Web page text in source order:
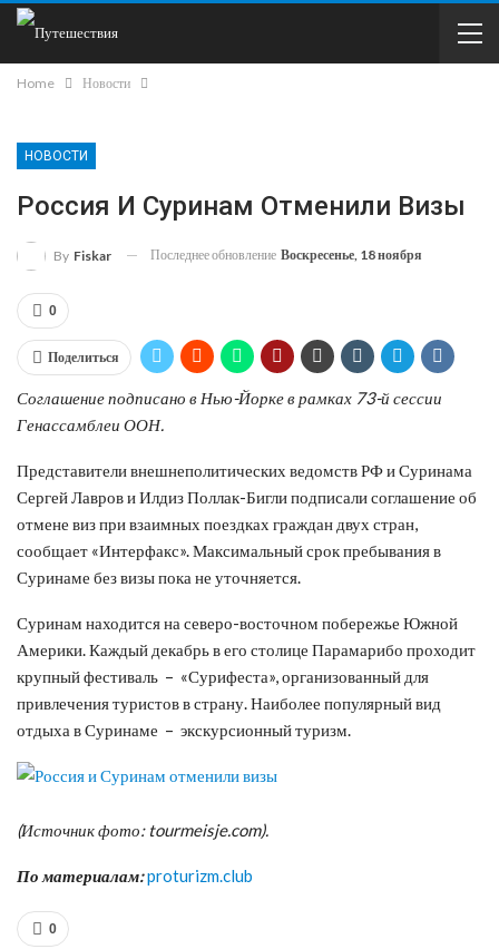
Home Новости
НОВОСТИ
Россия И Суринам Отменили Визы
By Fiskar Последнее обновление Воскресенье, 18 ноября
0
Поделиться
Соглашение подписано в Нью-Йорке в рамках 73-й сессии
Генассамблеи ООН.
Представители внешнеполитических ведомств РФ и Суринама
Сергей Лавров и Илдиз Поллак-Бигли подписали соглашение об
отмене виз при взаимных поездках граждан двух стран,
сообщает «Интерфакс». Максимальный срок пребывания в
Суринаме без визы пока не уточняется.
Суринам находится на северо-восточном побережье Южной
Америки. Каждый декабрь в его столице Парамарибо проходит
крупный фестиваль – «Сурифеста», организованный для
привлечения туристов в страну. Наиболее популярный вид
отдыха в Суринаме – экскурсионный туризм.
(Источник фото: tourmeisje.com).
По материалам:proturizm.club
0